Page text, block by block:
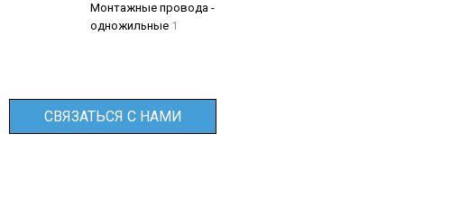
Монтажные провода -
одножильные 1
СВЯЗАТЬСЯ С НАМИ